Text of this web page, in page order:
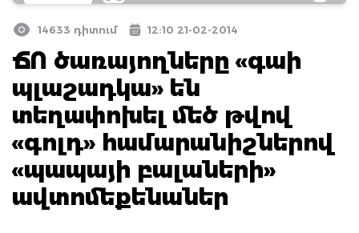
14633 դիտում 12:10 21-02-2014
ՃՈ ծառայողները «գաի
պլաշադկա» են
տեղափոխել մեծ թվով
«գոլդ» համարանիշներով
«պապայի բալաների»
ավտոմեքենաներ